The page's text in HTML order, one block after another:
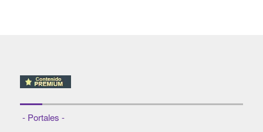
- Portales -